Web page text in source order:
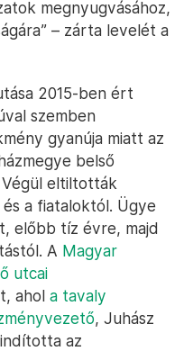
megnyugvásához,
– zárta levelét a
2015-ben ért
szemben
gyanúja miatt az
belső
eltiltották
a fiataloktól. Ügye
előbb tíz évre, majd
A Magyar
utcai
ahol a tavaly
, Juhász
az